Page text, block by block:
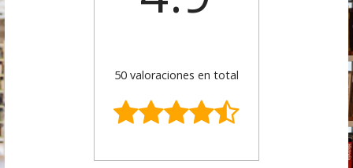
50 valoraciones en total